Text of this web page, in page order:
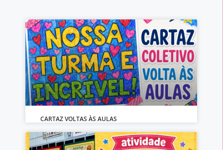
CARTAZ VOLTAS ÀS AULAS